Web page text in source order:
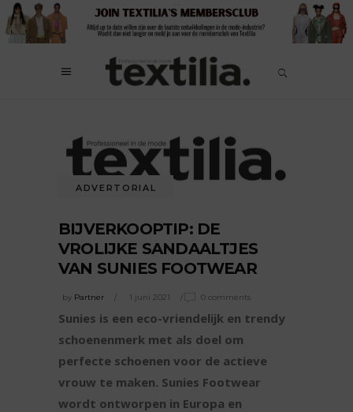
ADVERTORIAL
BIJVERKOOPTIP: DE
VROLIJKE SANDAALTJES
VAN SUNIES FOOTWEAR
by Partner 1 juni 2021 0 comments
Sunies is een eco-vriendelijk en trendy
schoenenmerk met als doel om
perfecte schoenen voor de actieve
vrouw te maken. Sunies Footwear
wordt ontworpen in Europa en